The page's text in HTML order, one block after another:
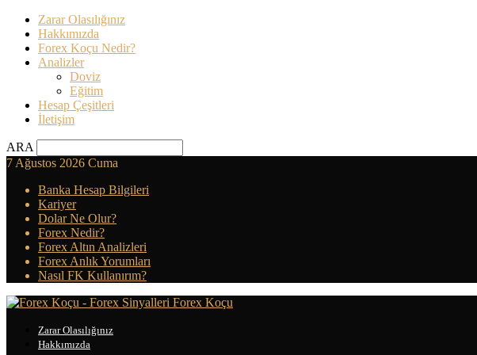
Zarar Olasılığınız
Hakkımızda
Forex Koçu Nedir?
Analizler
Doviz
Eğitim
Hesap Çeşitleri
İletişim
ARA
7 Ağustos 2026 Cuma
Banka Hesap Bilgileri
Kariyer
Dolar Ne Olur?
Forex Nedir?
Forex Altın Analizleri
Forex Anlık Yorumları
Nasıl FK Kullanırım?
Forex Koçu
Zarar Olasılığınız
Hakkımızda